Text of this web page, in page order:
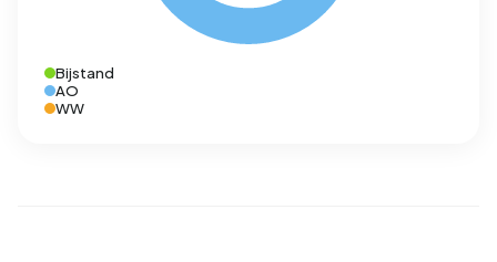
Bijstand
AO
WW